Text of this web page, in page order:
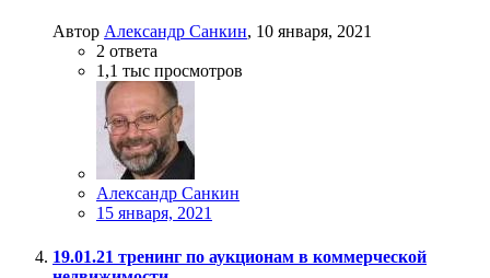
Автор Александр Санкин, 10 января, 2021
2 ответа
1,1 тыс просмотров
Александр Санкин
15 января, 2021
19.01.21 тренинг по аукционам в коммерческой